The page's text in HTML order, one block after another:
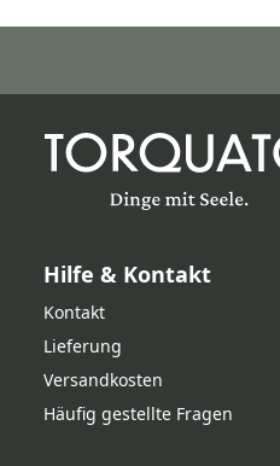
Hilfe & Kontakt
Kontakt
Lieferung
Versandkosten
Häufig gestellte Fragen